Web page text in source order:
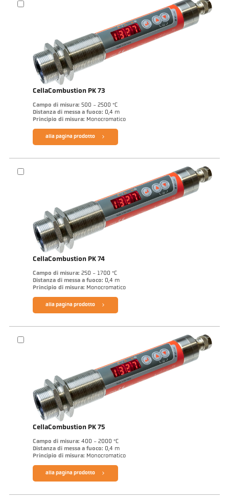
CellaCombustion PK 73
Campo di misura: 500 - 2500 °C
Distanza di messa a fuoco: 0,4 m
Principio di misura: Monocromatico
alla pagina prodotto
CellaCombustion PK 74
Campo di misura: 250 - 1700 °C
Distanza di messa a fuoco: 0,4 m
Principio di misura: Monocromatico
alla pagina prodotto
CellaCombustion PK 75
Campo di misura: 400 - 2000 °C
Distanza di messa a fuoco: 0,4 m
Principio di misura: Monocromatico
alla pagina prodotto